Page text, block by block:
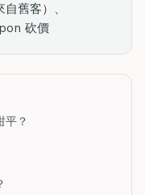
舊客）、
砍價
平？